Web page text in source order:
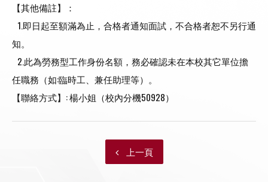
【其他備註】：
1.即日起至額滿為止，合格者通知面試，不合格者恕不另行通
知。
2.此為勞務型工作身份名額，務必確認未在本校其它單位擔
任職務（如:臨時工、兼任助理等）。
【聯絡方式】: 楊小姐（校內分機50928）
上一頁